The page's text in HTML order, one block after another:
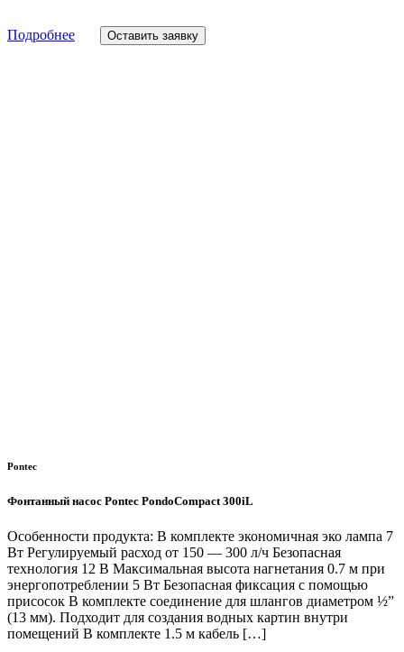
Подробнее Оставить заявку
Pontec
Фонтанный насос Pontec PondoCompact 300iL
Особенности продукта: В комплекте экономичная эко лампа 7
Вт Регулируемый расход от 150 — 300 л/ч Безопасная
технология 12 В Максимальная высота нагнетания 0.7 м при
энергопотреблении 5 Вт Безопасная фиксация с помощью
присосок В комплекте соединение для шлангов диаметром ½”
(13 мм). Подходит для создания водных картин внутри
помещений В комплекте 1.5 м кабель […]